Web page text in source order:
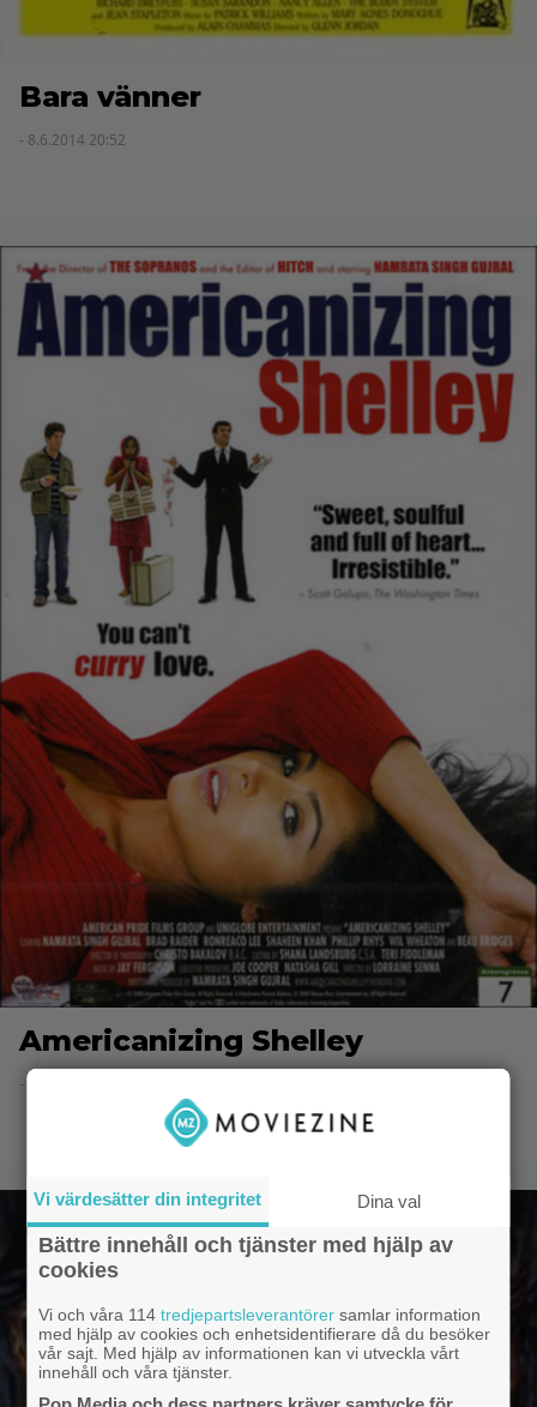
Bara vänner
- 8.6.2014 20:52
Americanizing Shelley
- 8.6.2014 20:51
Vi värdesätter din integritet Dina val
Bättre innehåll och tjänster med hjälp av
cookies
Vi och våra 114tredjepartsleverantörer samlar information
med hjälp av cookies och enhetsidentifierare då du besöker
vår sajt. Med hjälp av informationen kan vi utveckla vårt
innehåll och våra tjänster.